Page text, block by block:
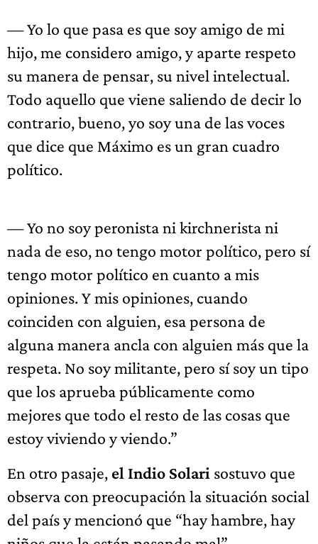
— Yo lo que pasa es que soy amigo de mi
hijo, me considero amigo, y aparte respeto
su manera de pensar, su nivel intelectual.
Todo aquello que viene saliendo de decir lo
contrario, bueno, yo soy una de las voces
que dice que Máximo es un gran cuadro
político.
— Yo no soy peronista ni kirchnerista ni
nada de eso, no tengo motor político, pero sí
tengo motor político en cuanto a mis
opiniones. Y mis opiniones, cuando
coinciden con alguien, esa persona de
alguna manera ancla con alguien más que la
respeta. No soy militante, pero sí soy un tipo
que los aprueba públicamente como
mejores que todo el resto de las cosas que
estoy viviendo y viendo.”
En otro pasaje, el Indio Solari sostuvo que
observa con preocupación la situación social
del país y mencionó que “hay hambre, hay